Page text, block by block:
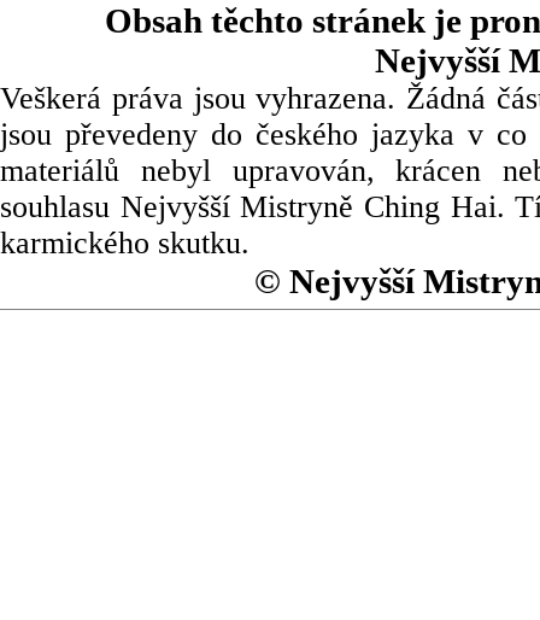
Obsah těchto stránek je
Nejvyšší
Veškerá práva jsou vyhrazena. Žádná
jsou převedeny do českého jazyka v
materiálů nebyl upravován, krácen
souhlasu Nejvyšší Mistryně Ching Hai.
karmického skutku.
© Nejvyšší